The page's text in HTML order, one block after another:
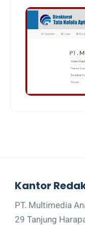
Kantor
PT. Multimedia
29 Tanjung